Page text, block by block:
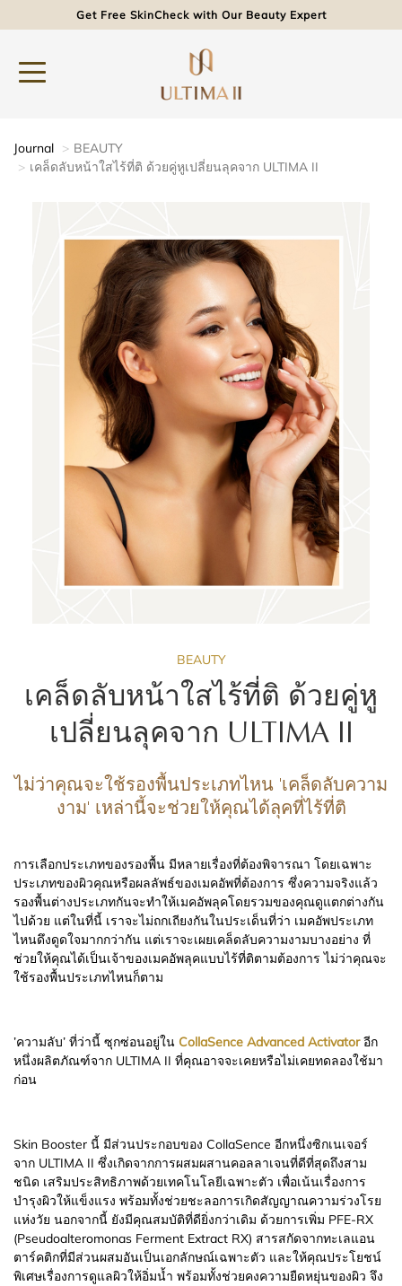
Get Free SkinCheck with Our Beauty Expert
Journal
BEAUTY
เคล็ดลับหน้าใสไร้ที่ติ ด้วยคู่หูเปลี่ยนลุคจาก ULTIMA II
BEAUTY
เคล็ดลับหน้าใสไร้ที่ติ ด้วยคู่หู
เปลี่ยนลุคจาก ULTIMA II
ไม่ว่าคุณจะใช้รองพื้นประเภทไหน 'เคล็ดลับความ
งาม' เหล่านี้จะช่วยให้คุณได้ลุคที่ไร้ที่ติ
การเลือกประเภทของรองพื้น มีหลายเรื่องที่ต้องพิจารณา โดยเฉพาะ
ประเภทของผิวคุณหรือผลลัพธ์ของเมคอัพที่ต้องการ ซึ่งความจริงแล้ว
รองพื้นต่างประเภทกันจะทำให้เมคอัพลุคโดยรวมของคุณดูแตกต่างกัน
ไปด้วย แต่ในที่นี้ เราจะไม่ถกเถียงกันในประเด็นที่ว่า เมคอัพประเภท
ไหนดึงดูดใจมากกว่ากัน แต่เราจะเผยเคล็ดลับความงามบางอย่าง ที่
ช่วยให้คุณได้เป็นเจ้าของเมคอัพลุคแบบไร้ที่ติตามต้องการ ไม่ว่าคุณจะ
ใช้รองพื้นประเภทไหนก็ตาม
’ความลับ’ ที่ว่านี้ ซุกซ่อนอยู่ใน CollaSence Advanced Activatorอีก
หนึ่งผลิตภัณฑ์จาก ULTIMA II ที่คุณอาจจะเคยหรือไม่เคยทดลองใช้มา
ก่อน
Skin Booster นี้ มีส่วนประกอบของ CollaSence อีกหนึ่งซิกเนเจอร์
จาก ULTIMA II ซึ่งเกิดจากการผสมผสานคอลลาเจนที่ดีที่สุดถึงสาม
ชนิด เสริมประสิทธิภาพด้วยเทคโนโลยีเฉพาะตัว เพื่อเน้นเรื่องการ
บำรุงผิวให้แข็งแรง พร้อมทั้งช่วยชะลอการเกิดสัญญาณความร่วงโรย
แห่งวัย นอกจากนี้ ยังมีคุณสมบัติที่ดียิ่งกว่าเดิม ด้วยการเพิ่ม PFE-RX
(Pseudoalteromonas Ferment Extract RX) สารสกัดจากทะเลแอน
ตาร์คติกที่มีส่วนผสมอันเป็นเอกลักษณ์เฉพาะตัว และให้คุณประโยชน์
พิเศษเรื่องการดูแลผิวให้อิ่มน้ำ พร้อมทั้งช่วยคงความยืดหยุ่นของผิว จึง